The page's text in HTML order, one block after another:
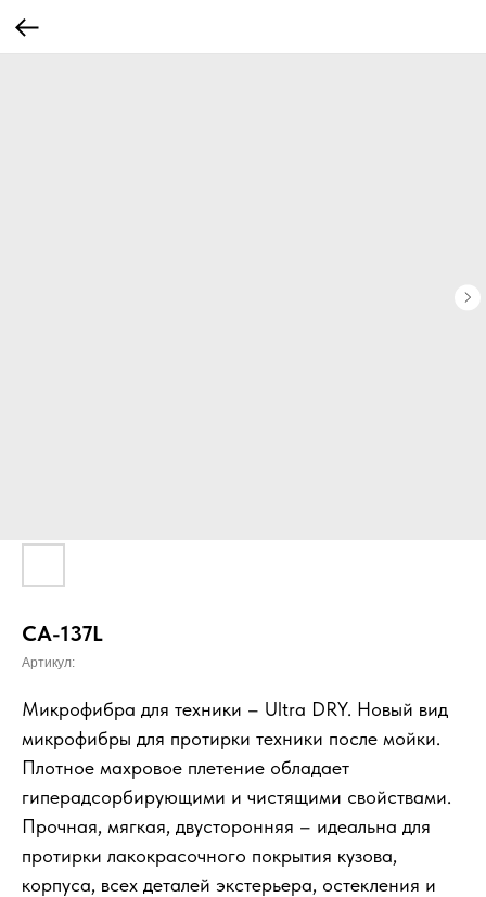
CA-137L
Артикул:
Микрофибра для техники – Ultra DRY. Новый вид
микрофибры для протирки техники после мойки.
Плотное махровое плетение обладает
гиперадсорбирующими и чистящими свойствами.
Прочная, мягкая, двусторонняя – идеальна для
протирки лакокрасочного покрытия кузова,
корпуса, всех деталей экстерьера, остекления и